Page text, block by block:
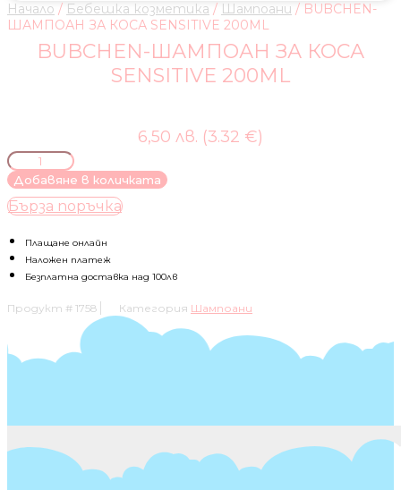
Начало / Бебешка козметика / Шампоани / BUBCHEN-
ШАМПОАН ЗА КОСА SENSITIVE 200ML
BUBCHEN-ШАМПОАН ЗА КОСА
SENSITIVE 200ML
6,50 лв. (3.32 €)
количество
за
BUBCHEN-
ШАМПОАН
КОСА
SENSITIVE
200ML
Добавяне в количката
Бърза поръчка
Плащане онлайн
Наложен платеж
Безплатна доставка над 100лв
Продукт # 1758 Категория Шампоани